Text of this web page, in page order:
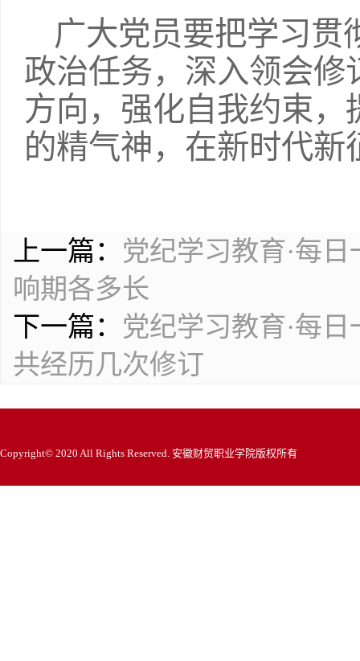
广大党员要把学习贯
政治任务，深入领会
方向，强化自我约束
的精气神，在新时代
上一篇： 党纪学习教育·每
响期各多长
下一篇： 党纪学习教育·每
共经历几次修订
Copyright© 2020 All Rights Reserved. 安徽财贸职业学院版权所有